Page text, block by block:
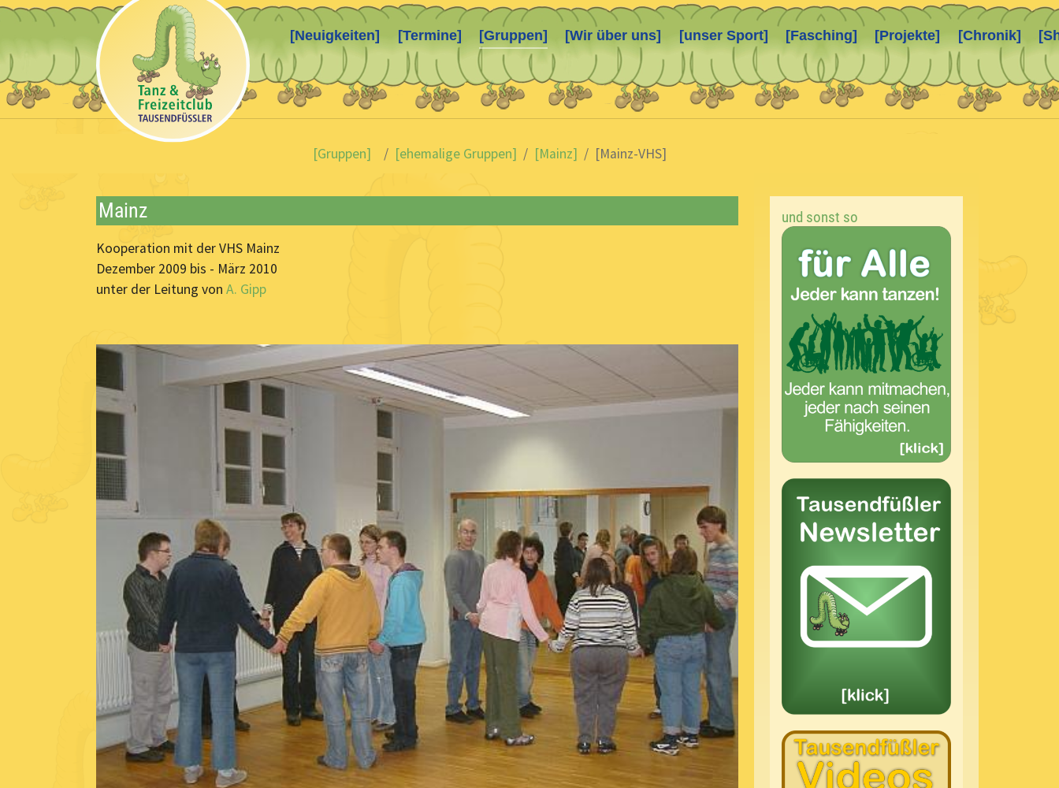
[Neuigkeiten] [Termine] [Gruppen] [Wir über uns] [unser Sport] [Fasching] [Projekte] [Chronik]
You are here:
[Gruppen] [ehemalige Gruppen] [Mainz] [Mainz-VHS]
Mainz
Kooperation mit der VHS Mainz
Dezember 2009 bis - März 2010
unter der Leitung von A. Gipp
und sonst so